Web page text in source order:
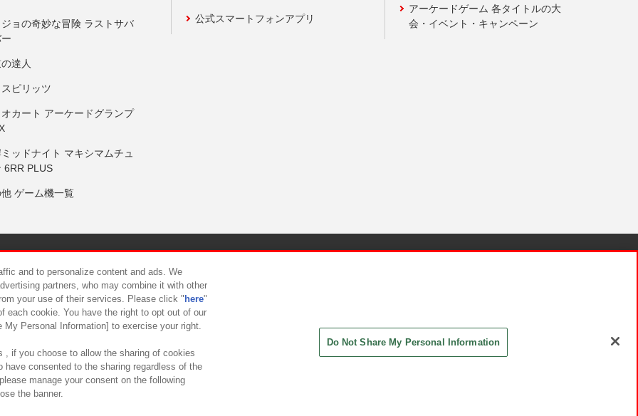
ョの奇妙な冒険 ラストサバ
達人
ピリッツ
カート アーケードグランプ
ッドナイト マキシマムチュ
6RR PLUS
ゲーム機一覧
公式スマートフォンアプリ
アーケードゲーム 各タイトルの大
会・イベント・キャンペーン
について カスタマーハラスメント対応方針
and to personalize content and ads. We
partners, who may combine it with other
your use of their services. Please click " here"
each cookie. You have the right to opt out of our
Personal Information] to exercise your right.
, if you choose to allow the sharing of cookies
have consented to the sharing regardless of the
manage your consent on the following
the banner.
Do Not Share My Personal Information